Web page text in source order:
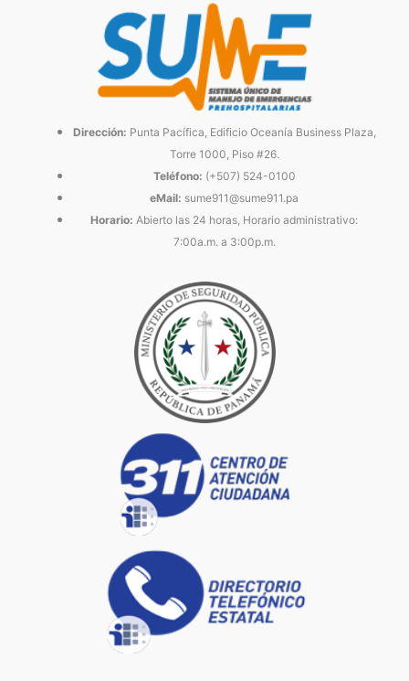
Dirección: Punta Pacífica, Edificio Oceanía Business Plaza,
Torre 1000, Piso #26.
Teléfono: (+507) 524-0100
eMail: sume911@sume911.pa
Horario: Abierto las 24 horas, Horario administrativo:
7:00a.m. a 3:00p.m.